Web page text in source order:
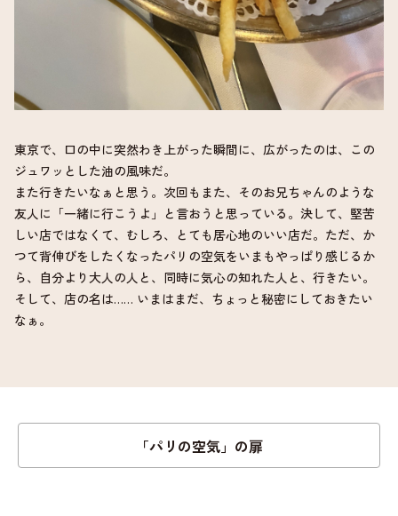
東京で、口の中に突然わき上がった瞬間に、広がったのは、この
ジュワッとした油の風味だ。
また行きたいなぁと思う。次回もまた、そのお兄ちゃんのような
友人に「一緒に行こうよ」と言おうと思っている。決して、堅苦
しい店ではなくて、むしろ、とても居心地のいい店だ。ただ、か
つて背伸びをしたくなったパリの空気をいまもやっぱり感じるか
ら、自分より大人の人と、同時に気心の知れた人と、行きたい。
そして、店の名は…… いまはまだ、ちょっと秘密にしておきたい
なぁ。
「パリの空気」の扉